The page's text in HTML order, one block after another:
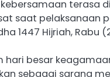
terasa
saat pelaksanaan
1447 Hijriah, Rabu
hari besar
sebagai sarana